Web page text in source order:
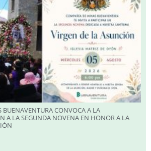
CONVOCA A LA
A LA SEGUNDA NOVENA EN HONOR A LA